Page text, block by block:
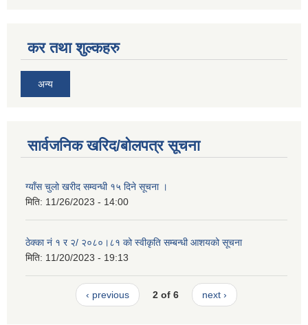
कर तथा शुल्कहरु
अन्य
सार्वजनिक खरिद/बोलपत्र सूचना
ग्याँस चुलो खरीद सम्वन्धी १५ दिने सूचना ।
मिति: 11/26/2023 - 14:00
ठेक्का नं १ र २/ २०८०।८१ को स्वीकृति सम्बन्धी आशयको सूचना
मिति: 11/20/2023 - 19:13
‹ previous 2 of 6 next ›